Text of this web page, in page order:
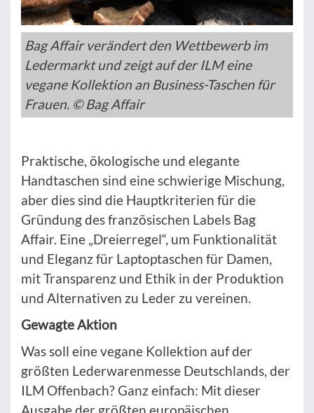
Bag Affair verändert den Wettbewerb im
Ledermarkt und zeigt auf der ILM eine
vegane Kollektion an Business-Taschen für
Frauen. © Bag Affair
Praktische, ökologische und elegante
Handtaschen sind eine schwierige Mischung,
aber dies sind die Hauptkriterien für die
Gründung des französischen Labels Bag
Affair. Eine „Dreierregel“, um Funktionalität
und Eleganz für Laptoptaschen für Damen,
mit Transparenz und Ethik in der Produktion
und Alternativen zu Leder zu vereinen.
Gewagte Aktion
Was soll eine vegane Kollektion auf der
größten Lederwarenmesse Deutschlands, der
ILM Offenbach? Ganz einfach: Mit dieser